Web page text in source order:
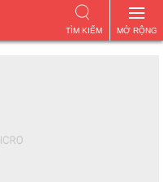
MỞ RỘNG
TÌM KIẾM